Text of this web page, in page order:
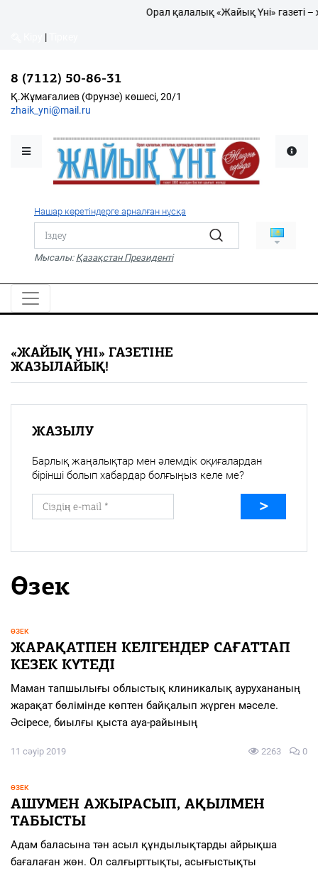
Қалалықтар қаперіне
Қоғам
Дені сау ұлт
Спорт
Жалын
PDF
«Жайық үні» — 33 жыл
Каталог
Орал қалалық «Жайық Үні» газеті –
|
8 (7112) 50-86-31
Қ.Жұмағалиев (Фрунзе) көшесі, 20/1
zhaik_yni@mail.ru
Нашар көретіндерге арналған нұсқа
Мысалы: Қазақстан Президенті
Өзек
ӨЗЕК
ЖАРАҚАТПЕН КЕЛГЕНДЕР САҒАТТАП
КЕЗЕК КҮТЕДІ
Маман тапшылығы облыстық клиникалық аурухананың
жарақат бөлімінде көптен байқалып жүрген мәселе.
Әсіресе, биылғы қыста ауа-райының
11 сәуір 2019 2263 0
ӨЗЕК
АШУМЕН АЖЫРАСЫП, АҚЫЛМЕН
ТАБЫСТЫ
Адам баласына тән асыл құндылықтарды айрықша
бағалаған жөн. Ол салғырттықты, асығыстықты
«ЖАЙЫҚ ҮНІ» ГАЗЕТІНЕ
ЖАЗЫЛАЙЫҚ!
ЖАЗЫЛУ
Барлық жаңалықтар мен әлемдік оқиғалардан
бірінші болып хабардар болғыңыз келе ме?